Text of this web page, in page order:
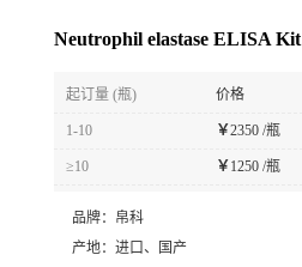
Neutrophil elastase ELISA Kit
起订量 (瓶) 价格
1-10 ￥2350 /瓶
≥10 ￥ 1250 /瓶
品牌： 帛科
产地： 进口、国产